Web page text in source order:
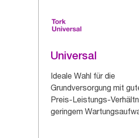
Universal
Ideale Wahl für die
Grundversorgung mit
Preis-Leistungs-
geringem